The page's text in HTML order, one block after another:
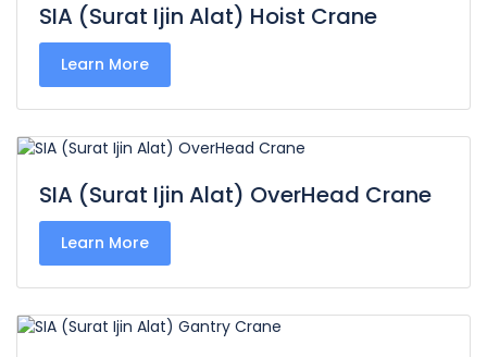
SIA (Surat Ijin Alat) Hoist Crane
Learn More
SIA (Surat Ijin Alat) OverHead Crane
Learn More